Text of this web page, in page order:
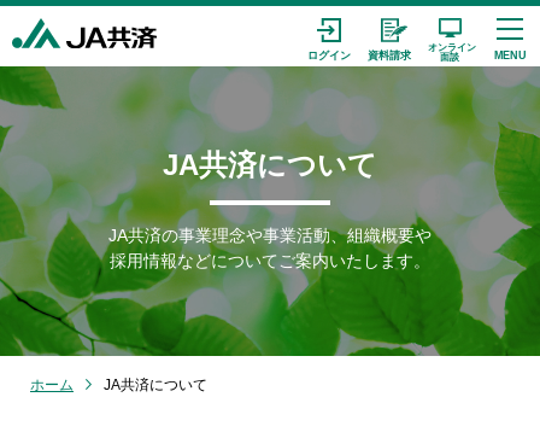
JA共済について
JA共済の事業理念や事業活動、組織概要や
採用情報などについてご案内いたします。
ホーム JA共済について